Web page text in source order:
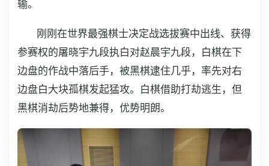
输。
刚刚在世界最强棋士决定战选拔赛中出线、获得
参赛权的屠晓宇九段执白对赵晨宇九段，白棋在下
边盘的作战中落后手，被黑棋逮住几乎，率先对右
边盘白大块孤棋发起猛攻。白棋借助打劫逃生，但
黑棋消劫后势地兼得，优势明朗。